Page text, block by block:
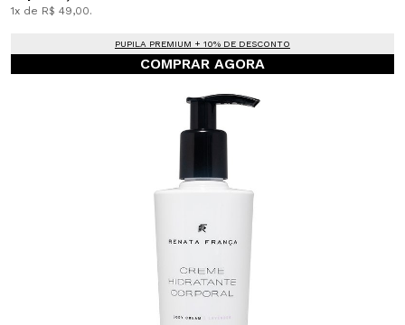
1x de R$ 49,00.
PUPILA PREMIUM + 10% DE DESCONTO
COMPRAR AGORA